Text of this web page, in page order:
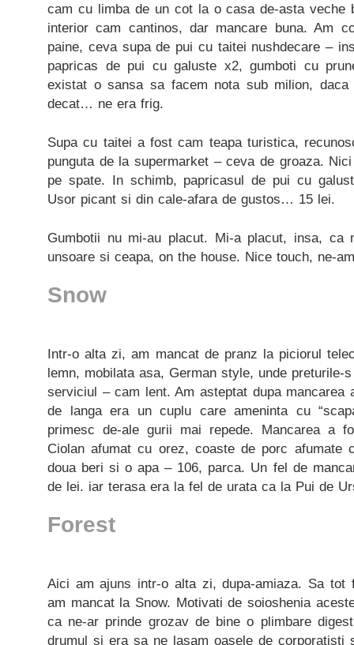
cam cu limba de un cot la o casa de-asta veche
interior cam cantinos, dar mancare buna. Am
paine, ceva supa de pui cu taitei nushdecare –
papricas de pui cu galuste x2, gumboti cu
existat o sansa sa facem nota sub milion,
decat… ne era frig.
Supa cu taitei a fost cam teapa turistica,
punguta de la supermarket – ceva de groaza.
pe spate. In schimb, papricasul de pui cu
Usor picant si din cale-afara de gustos… 15 lei.
Gumbotii nu mi-au placut. Mi-a placut, insa, ca
unsoare si ceapa, on the house. Nice touch, ne-
Snow
Intr-o alta zi, am mancat de pranz la piciorul
lemn, mobilata asa, German style, unde
serviciul – cam lent. Am asteptat dupa
de langa era un cuplu care ameninta cu
primesc de-ale gurii mai repede. Mancarea a
Ciolan afumat cu orez, coaste de porc afumate
doua beri si o apa – 106, parca. Un fel de
de lei. iar terasa era la fel de urata ca la Pui de
Forest
Aici am ajuns intr-o alta zi, dupa-amiaza. Sa
am mancat la Snow. Motivati de soioshenia
ca ne-ar prinde grozav de bine o plimbare
drumul si era sa ne lasam oasele de corporatisti